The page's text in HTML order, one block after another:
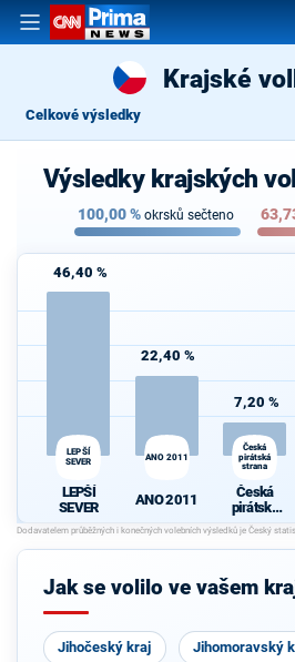
Krajské
Celkové výsledky
Výsledky krajských
100,00% okrsků sečteno
46,40 %
LEPŠÍ
SEVER
LEPŠÍ
SEVER
22,40 %
ANO 2011
ANO 2011
7,20 %
Česká
pirátská
strana
Česká
pirátská
strana
Jak se volilo ve vašem
Jihočeský kraj Jihomoravský